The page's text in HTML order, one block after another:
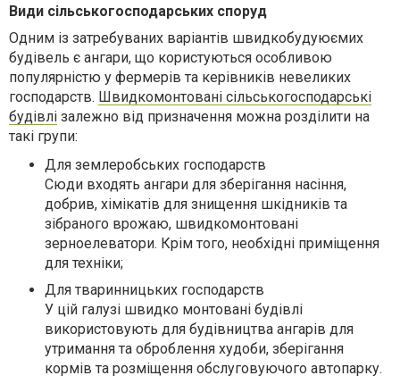
Види сільськогосподарських споруд
Одним із затребуваних варіантів швидкобудуюємих
будівель є ангари, що користуються особливою
популярністю у фермерів та керівників невеликих
господарств. Швидкомонтовані сільськогосподарські
будівлі залежно від призначення можна розділити на
такі групи:
Для землеробських господарств
Сюди входять ангари для зберігання насіння,
добрив, хімікатів для знищення шкідників та
зібраного врожаю, швидкомонтовані
зерноелеватори. Крім того, необхідні приміщення
для техніки;
Для тваринницьких господарств
У цій галузі швидко монтовані будівлі
використовують для будівництва ангарів для
утримання та оброблення худоби, зберігання
кормів та розміщення обслуговуючого автопарку.